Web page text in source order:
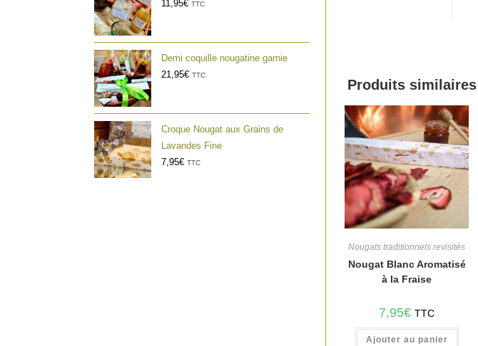
Produits similaires
Nougats traditionnels revisités
Nougat Blanc Aromatisé
à la Fraise
7,95€ TTC
Ajouter au panier
11,95€ TTC
Demi coquille nougatine garnie
21,95€ TTC
Croque Nougat aux Grains de
Lavandes Fine
7,95€ TTC